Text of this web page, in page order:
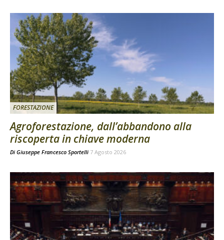
FORESTAZIONE
Agroforestazione, dall’abbandono alla
riscoperta in chiave moderna
Di Giuseppe Francesco Sportelli 7 Agosto 2026